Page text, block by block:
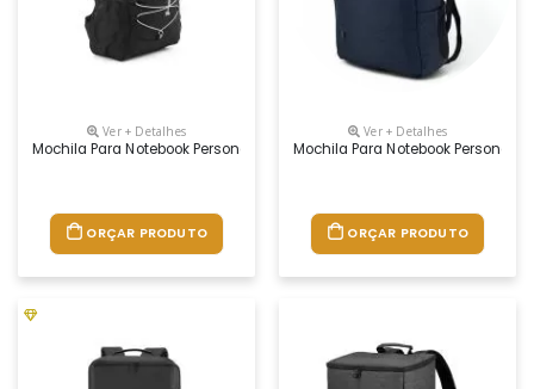
Ver + Detalhes
Mochila Para Notebook Personalizada
ORÇAR PRODUTO
Ver + Detalhes
Mochila Para Notebook
ORÇAR PRODUTO